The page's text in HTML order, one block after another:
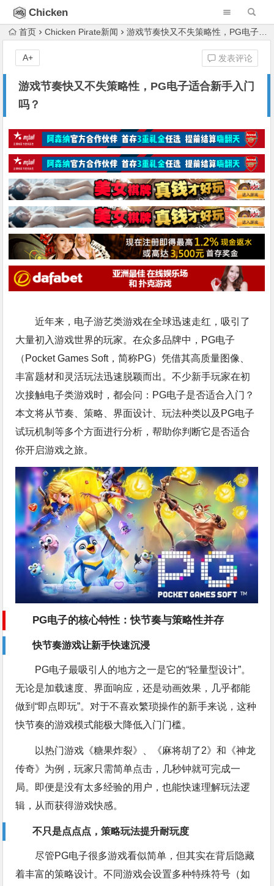
Chicken
Pirate
首页 Chicken Pirate新闻 游戏节奏快又不失策略性，PG电子适合新手入门吗？
游戏节奏快又不失策略性，PG电子适合新手入门
吗？
发表评论
A+
近年来，电子游艺类游戏在全球迅速走红，吸引了
大量初入游戏世界的玩家。在众多品牌中，PG电子
（Pocket Games Soft，简称PG）凭借其高质量图像、
丰富题材和灵活玩法迅速脱颖而出。不少新手玩家在初
次接触电子类游戏时，都会问：PG电子是否适合入门？
本文将从节奏、策略、界面设计、玩法种类以及PG电子
试玩机制等多个方面进行分析，帮助你判断它是否适合
你开启游戏之旅。
PG电子的核心特性：快节奏与策略性并存
快节奏游戏让新手快速沉浸
PG电子最吸引人的地方之一是它的“轻量型设计”。
无论是加载速度、界面响应，还是动画效果，几乎都能
做到“即点即玩”。对于不喜欢繁琐操作的新手来说，这种
快节奏的游戏模式能极大降低入门门槛。
以热门游戏《糖果炸裂》、《麻将胡了2》和《神龙
传奇》为例，玩家只需简单点击，几秒钟就可完成一
局。即便是没有太多经验的用户，也能快速理解玩法逻
辑，从而获得游戏快感。
不只是点点点，策略玩法提升耐玩度
尽管PG电子很多游戏看似简单，但其实在背后隐藏
着丰富的策略设计。不同游戏会设置多种特殊符号（如